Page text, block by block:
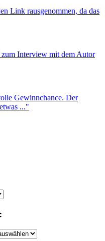
Link rausgenommen, da das
Interview mit dem Autor
Gewinnchance. Der
..."